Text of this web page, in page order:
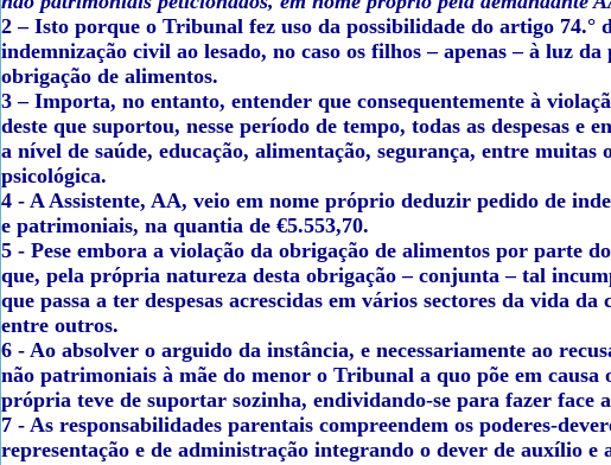
2 – Isto porque o Tribunal fez uso da possibilidade do artigo 74.°
indemnização civil ao lesado, no caso os filhos – apenas – à luz
obrigação de alimentos.
3 – Importa, no entanto, entender que consequentemente à
deste que suportou, nesse período de tempo, todas as despesas
a nível de saúde, educação, alimentação, segurança, entre
psicológica.
4 - A Assistente, AA, veio em nome próprio deduzir pedido de
e patrimoniais, na quantia de €5.553,70.
5 - Pese embora a violação da obrigação de alimentos por parte
que, pela própria natureza desta obrigação – conjunta – tal
que passa a ter despesas acrescidas em vários sectores da vida
entre outros.
6 - Ao absolver o arguido da instância, e necessariamente ao
não patrimoniais à mãe do menor o Tribunal a quo põe em causa
própria teve de suportar sozinha, endividando-se para fazer face
7 - As responsabilidades parentais compreendem os poderes-
representação e de administração integrando o dever de auxílio